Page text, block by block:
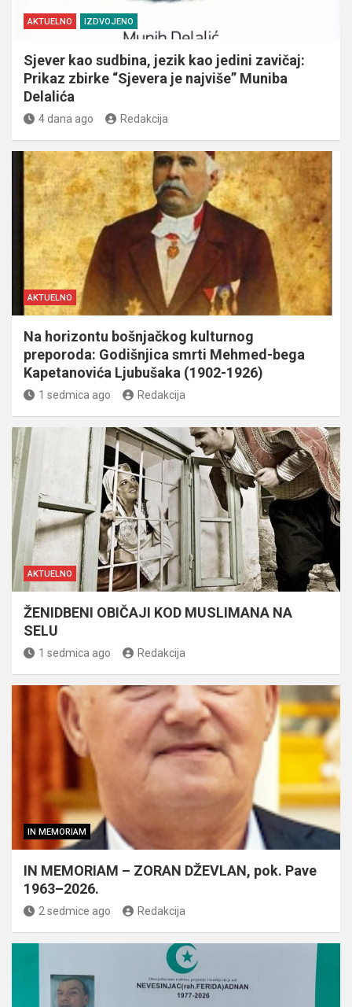
AKTUELNO IZDVOJENO
Sjever kao sudbina, jezik kao jedini zavičaj:
Prikaz zbirke “Sjevera je najviše” Muniba
Delalića
4 dana ago Redakcija
AKTUELNO
Na horizontu bošnjačkog kulturnog
preporoda: Godišnjica smrti Mehmed-bega
Kapetanovića Ljubušaka (1902-1926)
1 sedmica ago Redakcija
AKTUELNO
ŽENIDBENI OBIČAJI KOD MUSLIMANA NA
SELU
1 sedmica ago Redakcija
IN MEMORIAM
IN MEMORIAM – ZORAN DŽEVLAN, pok. Pave
1963–2026.
2 sedmice ago Redakcija